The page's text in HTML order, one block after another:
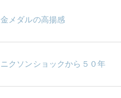
金メダルの高揚感
ニクソンショックから５０年